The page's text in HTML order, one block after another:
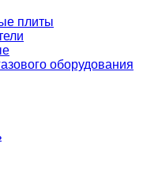
плиты
оборудования